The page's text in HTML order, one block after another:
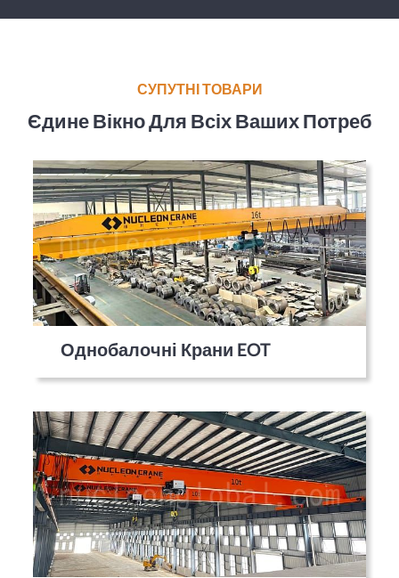
СУПУТНІ ТОВАРИ
Єдине Вікно Для Всіх Ваших Потреб
Однобалочні Крани EOT